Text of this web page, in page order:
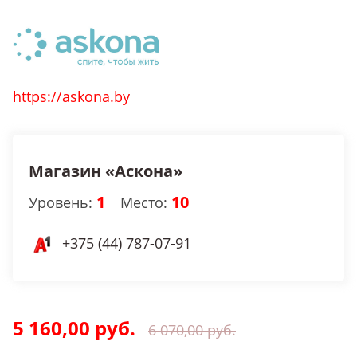
https://askona.by
Магазин «Аскона»
Уровень: 1 Место: 10
+375 (44) 787-07-91
5 160,00 руб. 6 070,00 руб.